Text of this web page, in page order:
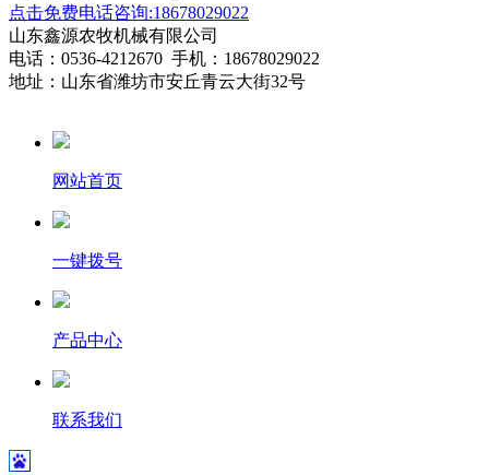
点击免费电话咨询:18678029022
山东鑫源农牧机械有限公司
电话：0536-4212670 手机：18678029022
地址：山东省潍坊市安丘青云大街32号
网站首页
一键拨号
产品中心
联系我们